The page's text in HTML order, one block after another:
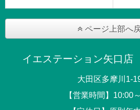
ページ上部へ
イエステーション矢口
大田区多摩川1-
【営業時間】10:00